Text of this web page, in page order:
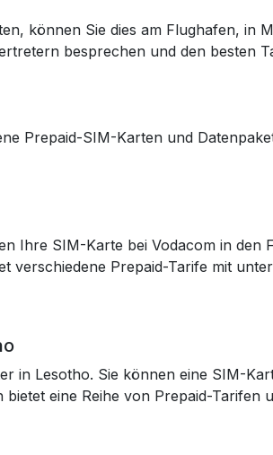
können Sie dies am Flughafen, in
besprechen und den besten
Prepaid-SIM-Karten und
Ihre SIM-Karte bei Vodacom in den
verschiedene Prepaid-Tarife mit
in Lesotho. Sie können eine SIM-
eine Reihe von Prepaid-